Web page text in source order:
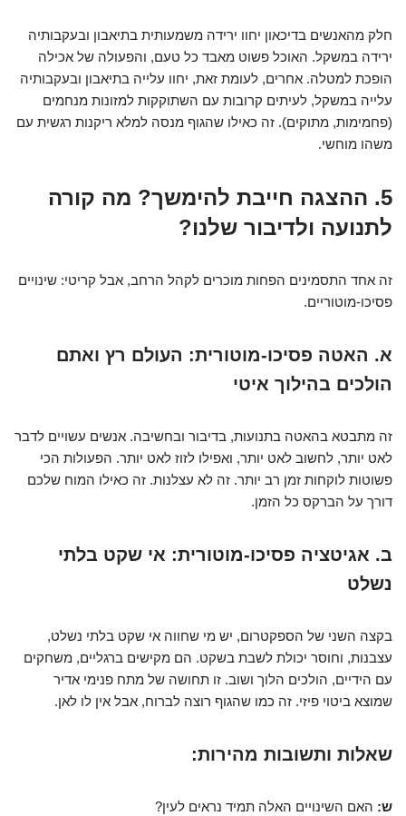
חלק מהאנשים בדיכאון יחוו ירידה משמעותית בתיאבון ובעקבותיה
ירידה במשקל. האוכל פשוט מאבד כל טעם, והפעולה של אכילה
הופכת למטלה. אחרים, לעומת זאת, יחוו עלייה בתיאבון ובעקבותיה
עלייה במשקל, לעיתים קרובות עם השתוקקות למזונות מנחמים
(פחמימות, מתוקים). זה כאילו שהגוף מנסה למלא ריקנות רגשית עם
משהו מוחשי.
5. ההצגה חייבת להימשך? מה קורה
לתנועה ולדיבור שלנו?
זה אחד התסמינים הפחות מוכרים לקהל הרחב, אבל קריטי: שינויים
פסיכו-מוטוריים.
א. האטה פסיכו-מוטורית: העולם רץ ואתם
הולכים בהילוך איטי
זה מתבטא בהאטה בתנועות, בדיבור ובחשיבה. אנשים עשויים לדבר
לאט יותר, לחשוב לאט יותר, ואפילו לזוז לאט יותר. הפעולות הכי
פשוטות לוקחות זמן רב יותר. זה לא עצלנות. זה כאילו המוח שלכם
דורך על הברקס כל הזמן.
ב. אגיטציה פסיכו-מוטורית: אי שקט בלתי
נשלט
בקצה השני של הספקטרום, יש מי שחווה אי שקט בלתי נשלט,
עצבנות, וחוסר יכולת לשבת בשקט. הם מקישים ברגליים, משחקים
עם הידיים, הולכים הלוך ושוב. זו תחושה של מתח פנימי אדיר
שמוצא ביטוי פיזי. זה כמו שהגוף רוצה לברוח, אבל אין לו לאן.
שאלות ותשובות מהירות:
ש: האם השינויים האלה תמיד נראים לעין?